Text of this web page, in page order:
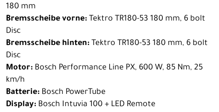
180 mm
Bremsscheibe vorne: Tektro TR180-53 180 mm, 6 bolt
Disc
Bremsscheibe hinten: Tektro TR180-53 180 mm, 6 bolt
Disc
Motor: Bosch Performance Line PX, 600 W, 85 Nm, 25
km/h
Batterie: Bosch PowerTube
Display: Bosch Intuvia 100 + LED Remote